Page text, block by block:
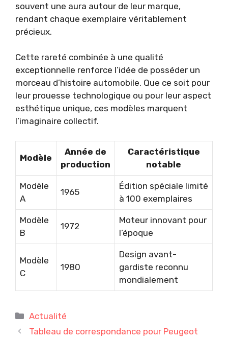
souvent une aura autour de leur marque,
rendant chaque exemplaire véritablement
précieux.
Cette rareté combinée à une qualité
exceptionnelle renforce l’idée de posséder un
morceau d’histoire automobile. Que ce soit pour
leur prouesse technologique ou pour leur aspect
esthétique unique, ces modèles marquent
l’imaginaire collectif.
Modèle
Année de
production
Caractéristique
notable
Modèle
A
1965
Édition spéciale limité
à 100 exemplaires
Modèle
B
1972
Moteur innovant pour
l’époque
Modèle
C
1980
Design avant-
gardiste reconnu
mondialement
Catégories
Actualité
Tableau de correspondance pour Peugeot